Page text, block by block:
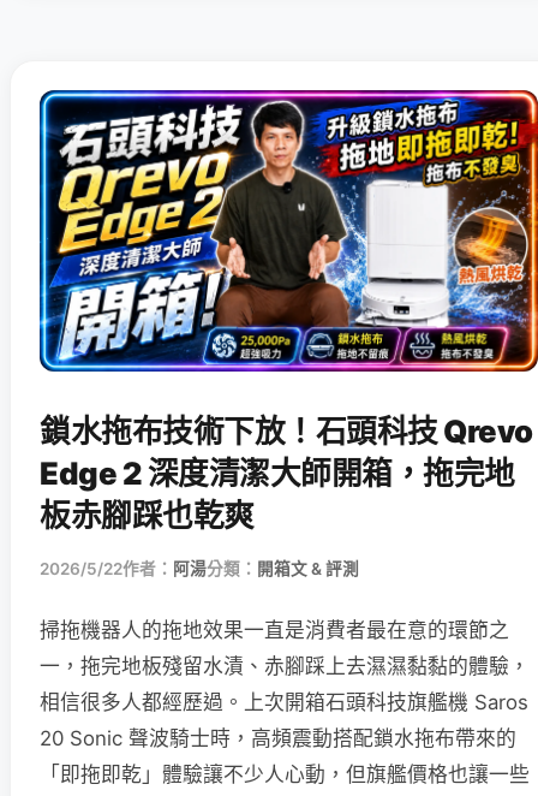
鎖水拖布技術下放！石頭科技 Qrevo
Edge 2 深度清潔大師開箱，拖完地
板赤腳踩也乾爽
2026/5/22作者： 阿湯分類： 開箱文 & 評測
掃拖機器人的拖地效果一直是消費者最在意的環節之
一，拖完地板殘留水漬、赤腳踩上去濕濕黏黏的體驗，
相信很多人都經歷過。上次開箱石頭科技旗艦機 Saros
20 Sonic 聲波騎士時，高頻震動搭配鎖水拖布帶來的
「即拖即乾」體驗讓不少人心動，但旗艦價格也讓一些